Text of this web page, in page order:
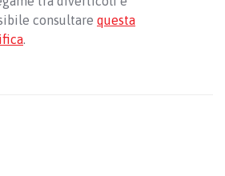
consultare questa
.